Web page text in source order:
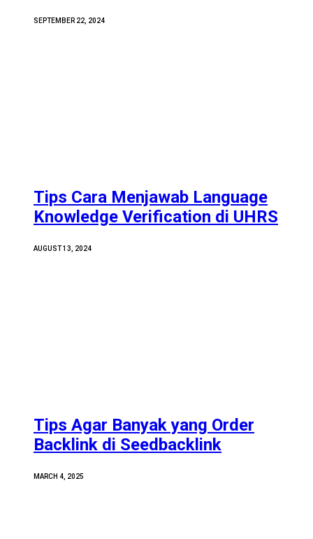
SEPTEMBER 22, 2024
Tips Cara Menjawab Language
Knowledge Verification di UHRS
AUGUST 13, 2024
Tips Agar Banyak yang Order
Backlink di Seedbacklink
MARCH 4, 2025